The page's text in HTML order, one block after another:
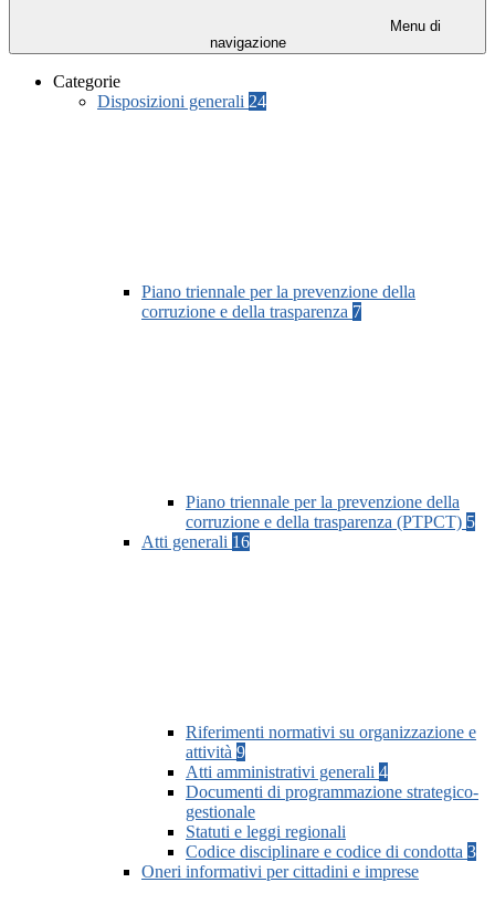
Menu di
navigazione
Categorie
Disposizioni generali 24
Piano triennale per la prevenzione della
corruzione e della trasparenza 7
Piano triennale per la prevenzione della
corruzione e della trasparenza (PTPCT) 5
Atti generali 16
Riferimenti normativi su organizzazione e
attività 9
Atti amministrativi generali 4
Documenti di programmazione strategico-
gestionale
Statuti e leggi regionali
Codice disciplinare e codice di condotta 3
Oneri informativi per cittadini e imprese